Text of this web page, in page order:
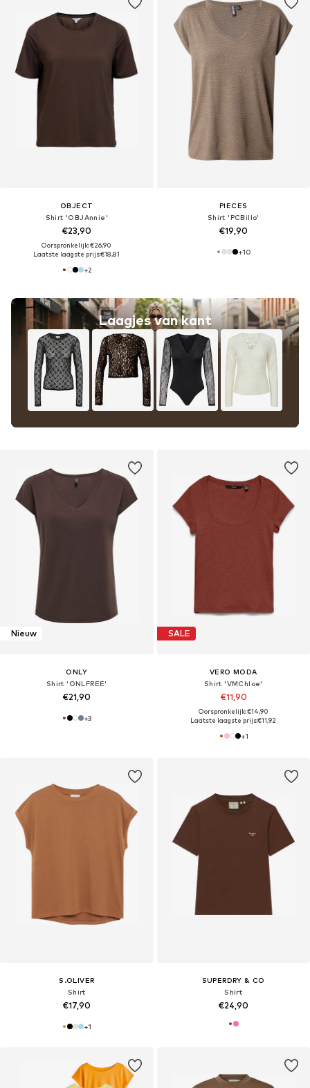
OBJECT
Shirt 'OBJAnnie'
€23,90
Oorspronkelijk: €26,90
Laatste laagste prijs:€18,81
+2
Laagjes van kant
PIECES
Shirt 'PCBillo'
€19,90
+10
Nieuw
ONLY
Shirt 'ONLFREE'
€21,90
+3
SALE
VERO MODA
Shirt 'VMChloe'
€11,90
Oorspronkelijk: €14,90
Laatste laagste prijs:€11,92
+1
S.OLIVER
Shirt
€17,90
+1
SUPERDRY & CO
Shirt
€24,90